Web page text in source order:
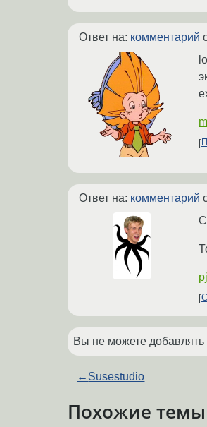
Ответ на: комментарий
Ответ на: комментарий
Вы не можете
← Susestudio
Похожие темы